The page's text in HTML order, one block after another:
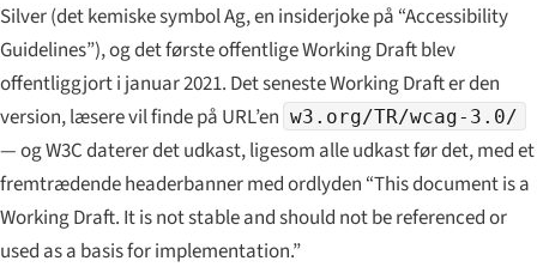
Silver(det kemiske symbol Ag, en insiderjoke på “Accessibility
Guidelines”), og det første offentlige Working Draft blev
offentliggjort i januar 2021. Det seneste Working Draft er den
version, læsere vil finde på URL’en w3.org/TR/wcag-3.0/
— og W3C daterer det udkast, ligesom alle udkast før det, med et
fremtrædende headerbanner med ordlyden “This document is a
Working Draft. It is not stable and should not be referenced or
used as a basis for implementation.”